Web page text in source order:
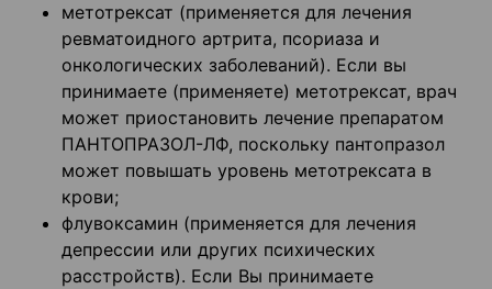
метотрексат (применяется для лечения
ревматоидного артрита, псориаза и
онкологических заболеваний). Если вы
принимаете (применяете) метотрексат, врач
может приостановить лечение препаратом
ПАНТОПРАЗОЛ-ЛФ, поскольку пантопразол
может повышать уровень метотрексата в
крови;
флувоксамин (применяется для лечения
депрессии или других психических
расстройств). Если Вы принимаете